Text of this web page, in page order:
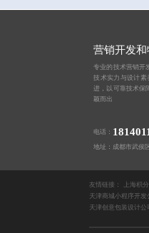
营销开发
专业的技术营销开
技术实力与设计素
进，以可靠技术保
颖而出
电话：
地址：成都市武侯
友情链接： 上海积
天津商城小程序开发
天津创意包装设计公